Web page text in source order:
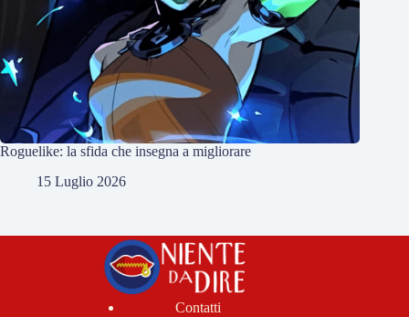
Roguelike: la sfida che insegna a migliorare
15 Luglio 2026
Contatti